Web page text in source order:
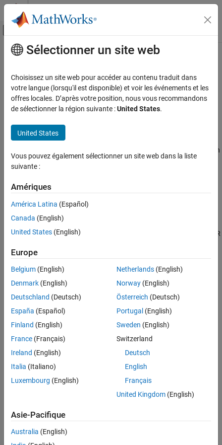
Passer au contenu
Activer/désactiver l'affichage du menu
Accueil de la documentation
AUTOSAR Blockset
Get Started with AUTOSAR Blockset
Modeling Patterns
Component Creation
Component Development
Code Generation
Adaptive Software Component Modeling
Composition and ECU Software Simulation
Software Architecture Modeling
Contenu principal
Software Component Modeling
Model and simulate AUTOSAR software for the Classic Platform
AUTOSAR Blocksetsoftware supports software component
modeling for the Classic Platform. To develop AUTOSAR software
Create a Simulink representation of an AUTOSAR software
component. AUTOSAR component creation can start from an
AUTOSAR XML (ARXML) component description or an
existing Simulink design.
Develop the software component by refining the AUTOSAR
configuration and creating algorithmic model content.
Generate an ARXML component description and algorithmic
C code for testing in Simulink or integration into the AUTOSAR
Simulink Coder™
Categories
Modeling Patterns
behavior and structure
Component Creation
Create AUTOSAR software component from model or ARXML
Component Development
Develop AUTOSAR software components, communication,
Generate AUTOSAR-compliant C code and XML descriptions for
Sélectionner un site web
Choisissez un site web pour accéder au contenu traduit dans
votre langue (lorsqu'il est disponible) et voir les événements et les
offres locales. D’après votre position, nous vous recommandons
de sélectionner la région suivante :United States.
United States
Vous pouvez également sélectionner un site web dans la liste
suivante :
Amériques
América Latina (Español)
Canada (English)
United States (English)
Europe
Belgium (English)
Denmark (English)
Deutschland (Deutsch)
España (Español)
Finland (English)
France (Français)
Ireland (English)
Italia (Italiano)
Luxembourg (English)
Netherlands(English)
Norway(English)
Österreich (Deutsch)
Portugal (English)
Sweden (English)
Switzerland
Deutsch
English
Français
United Kingdom(English)
Asie-Pacifique
Australia (English)